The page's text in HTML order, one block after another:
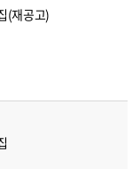
(재공고)